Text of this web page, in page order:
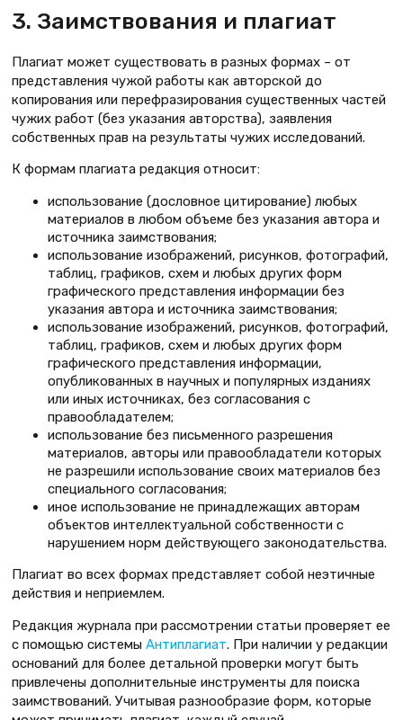
3. Заимствования и плагиат
Плагиат может существовать в разных формах – от
представления чужой работы как авторской до
копирования или перефразирования существенных частей
чужих работ (без указания авторства), заявления
собственных прав на результаты чужих исследований.
К формам плагиата редакция относит:
использование (дословное цитирование) любых
материалов в любом объеме без указания автора и
источника заимствования;
использование изображений, рисунков, фотографий,
таблиц, графиков, схем и любых других форм
графического представления информации без
указания автора и источника заимствования;
использование изображений, рисунков, фотографий,
таблиц, графиков, схем и любых других форм
графического представления информации,
опубликованных в научных и популярных изданиях
или иных источниках, без согласования с
правообладателем;
использование без письменного разрешения
материалов, авторы или правообладатели которых
не разрешили использование своих материалов без
специального согласования;
иное использование не принадлежащих авторам
объектов интеллектуальной собственности с
нарушением норм действующего законодательства.
Плагиат во всех формах представляет собой неэтичные
действия и неприемлем.
Редакция журнала при рассмотрении статьи проверяет ее
с помощью системы Антиплагиат. При наличии у редакции
оснований для более детальной проверки могут быть
привлечены дополнительные инструменты для поиска
заимствований. Учитывая разнообразие форм, которые